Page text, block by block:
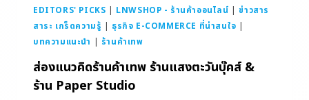
EDITORS' PICKS | LNWSHOP - ร้านค้าออนไลน์ |ข่าวสาร
สาระ เกร็ดความรู้ | ธุรกิจ E-COMMERCE ที่น่าสนใจ |
บทความแนะนำ | ร้านค้าเทพ
ส่องแนวคิดร้านค้าเทพ ร้านแสงตะวันบุ๊คส์ &
ร้าน Paper Studio